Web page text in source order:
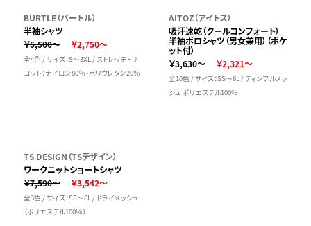
BURTLE（バートル）
半袖シャツ
￥5,500～
￥2,750～
全4色 / サイズ：S～3XL / ストレッチトリ
コット：ナイロン80％・ポリウレタン20％
AITOZ（アイトス）
吸汗速乾（クールコンフォート）
半袖ポロシャツ（男女兼用）（ポケ
ット付）
￥3,630～
￥2,321～
全10色 / サイズ：SS～6L / ディンプルメッ
シュ ポリエステル100%
TS DESIGN（TSデザイン）
ワークニットショートシャツ
￥7,590～
￥3,542～
全3色 / サイズ：SS～6L / ドライメッシュ
（ポリエステル100％）